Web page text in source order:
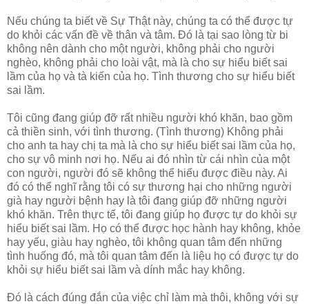
Nếu chúng ta biết về Sự Thật này, chúng ta có thể được tự
do khỏi các vấn đề về thân và tâm. Đó là tại sao lòng từ bi
không nên dành cho một người, không phải cho người
nghèo, không phải cho loài vật, mà là cho sự hiểu biết sai
lầm của họ và tà kiến của họ. Tình thương cho sự hiểu biết
sai lầm.
Tôi cũng đang giúp đỡ rất nhiều người khó khăn, bao gồm
cả thiền sinh, với tình thương. (Tình thương) Không phải
cho anh ta hay chị ta mà là cho sự hiểu biết sai lầm của họ,
cho sự vô minh nơi họ. Nếu ai đó nhìn từ cái nhìn của một
con người, người đó sẽ không thể hiểu được điều này. Ai
đó có thể nghĩ rằng tôi có sự thương hại cho những người
già hay người bệnh hay là tôi đang giúp đỡ những người
khó khăn. Trên thực tế, tôi đang giúp họ được tự do khỏi sự
hiểu biết sai lầm. Họ có thể được học hành hay không, khỏe
hay yếu, giàu hay nghèo, tôi không quan tâm đến những
tình huống đó, mà tôi quan tâm đến là liệu họ có được tự do
khỏi sự hiểu biết sai lầm và dính mắc hay không.
Đó là cách đúng đắn của việc chỉ làm mà thôi, không với sự